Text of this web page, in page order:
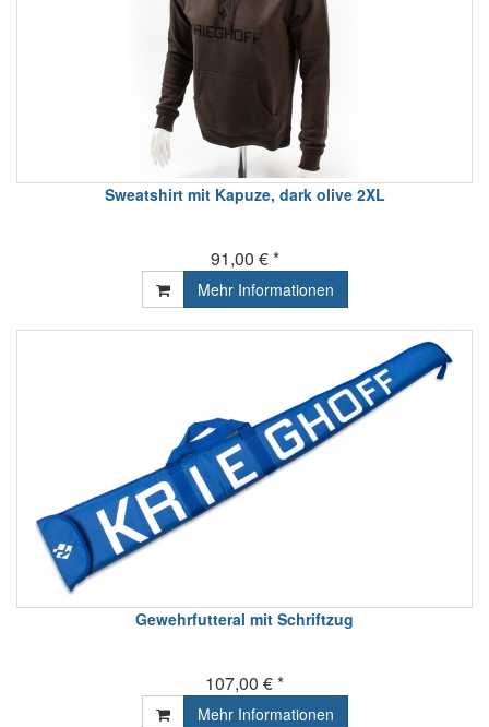
Sweatshirt mit Kapuze, dark olive 2XL
91,00 € *
Mehr Informationen
Gewehrfutteral mit Schriftzug
107,00 € *
Mehr Informationen